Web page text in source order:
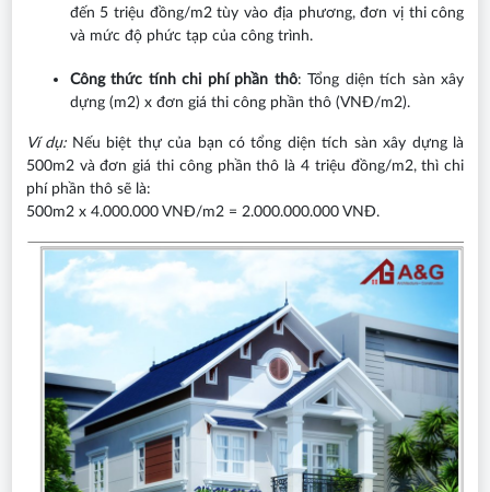
đến 5 triệu đồng/m2 tùy vào địa phương, đơn vị thi công
và mức độ phức tạp của công trình.
Công thức tính chi phí phần thô: Tổng diện tích sàn xây
dựng (m2) x đơn giá thi công phần thô (VNĐ/m2).
Ví dụ: Nếu biệt thự của bạn có tổng diện tích sàn xây dựng là
500m2 và đơn giá thi công phần thô là 4 triệu đồng/m2, thì chi
phí phần thô sẽ là:
500m2 x 4.000.000 VNĐ/m2 = 2.000.000.000 VNĐ.